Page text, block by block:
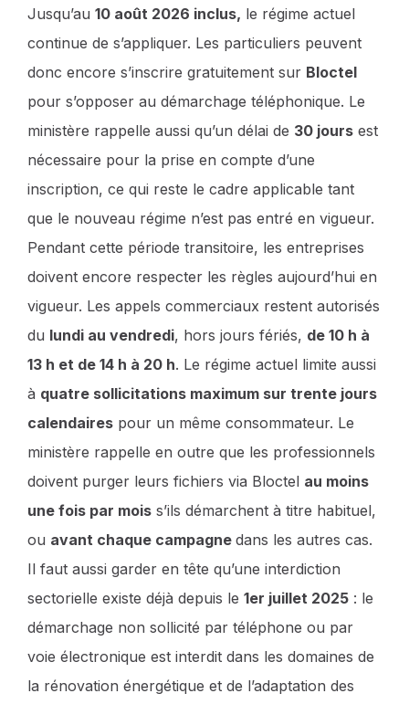
Jusqu’au 10 août 2026 inclus, le régime actuel
continue de s’appliquer. Les particuliers peuvent
donc encore s’inscrire gratuitement sur Bloctel
pour s’opposer au démarchage téléphonique. Le
ministère rappelle aussi qu’un délai de 30 jours est
nécessaire pour la prise en compte d’une
inscription, ce qui reste le cadre applicable tant
que le nouveau régime n’est pas entré en vigueur.
Pendant cette période transitoire, les entreprises
doivent encore respecter les règles aujourd’hui en
vigueur. Les appels commerciaux restent autorisés
du lundi au vendredi, hors jours fériés, de 10 h à
13 h et de 14 h à 20 h. Le régime actuel limite aussi
à quatre sollicitations maximum sur trente jours
calendaires pour un même consommateur. Le
ministère rappelle en outre que les professionnels
doivent purger leurs fichiers via Bloctel au moins
une fois par mois s’ils démarchent à titre habituel,
ou avant chaque campagne dans les autres cas.
Il faut aussi garder en tête qu’une interdiction
sectorielle existe déjà depuis le 1er juillet 2025 : le
démarchage non sollicité par téléphone ou par
voie électronique est interdit dans les domaines de
la rénovation énergétique et de l’adaptation des